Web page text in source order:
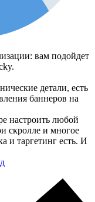
вам подойдет
детали, есть
баннеров на
настроить любой
скролле и многое
и таргетинг есть. И